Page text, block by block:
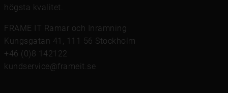
högsta kvalitet.
FRAME IT Ramar och Inramning
Kungsgatan 41, 111 56 Stockholm
+46 (0)8 142122
kundservice@frameit.se